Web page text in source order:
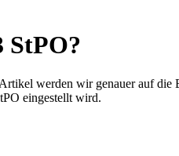
StPO?
werden wir genauer auf die
eingestellt wird.